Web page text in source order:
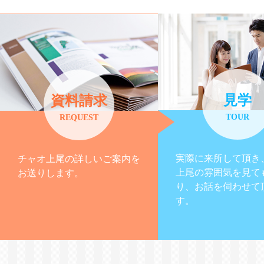
資料請求
REQUEST
チャオ上尾の詳しいご案内を
お送りします。
見学
TOUR
実際に来所して頂き
上尾の雰囲気を見て
り、お話を伺わせて
す。